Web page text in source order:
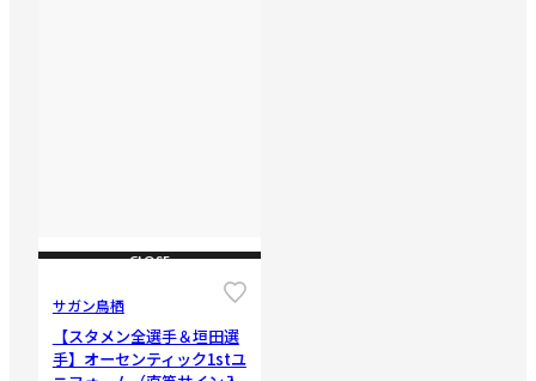
CLOSE
サガン鳥栖
【スタメン全選手＆垣田選
手】オーセンティック1stユ